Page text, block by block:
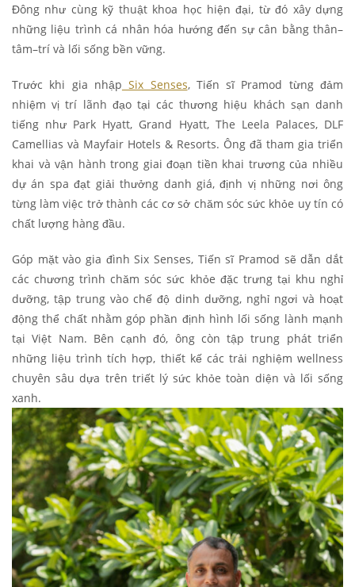
Đông như cùng kỹ thuật khoa học hiện đại, từ đó xây dựng
những liệu trình cá nhân hóa hướng đến sự cân bằng thân–
tâm–trí và lối sống bền vững.
Trước khi gia nhập Six Senses, Tiến sĩ Pramod từng đảm
nhiệm vị trí lãnh đạo tại các thương hiệu khách sạn danh
tiếng như Park Hyatt, Grand Hyatt, The Leela Palaces, DLF
Camellias và Mayfair Hotels & Resorts. Ông đã tham gia triển
khai và vận hành trong giai đoạn tiền khai trương của nhiều
dự án spa đạt giải thưởng danh giá, định vị những nơi ông
từng làm việc trở thành các cơ sở chăm sóc sức khỏe uy tín có
chất lượng hàng đầu.
Góp mặt vào gia đình Six Senses, Tiến sĩ Pramod sẽ dẫn dắt
các chương trình chăm sóc sức khỏe đặc trưng tại khu nghỉ
dưỡng, tập trung vào chế độ dinh dưỡng, nghỉ ngơi và hoạt
động thể chất nhằm góp phần định hình lối sống lành mạnh
tại Việt Nam. Bên cạnh đó, ông còn tập trung phát triển
những liệu trình tích hợp, thiết kế các trải nghiệm wellness
chuyên sâu dựa trên triết lý sức khỏe toàn diện và lối sống
xanh.